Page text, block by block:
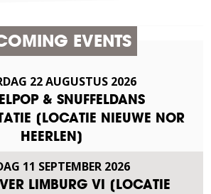
EVENTS
22AUGUSTUS 2026
& SNUFFELDANS
[LOCATIE NIEUWE NOR
HEERLEN]
11 SEPTEMBER 2026
LIMBURG VI [LOCATIE